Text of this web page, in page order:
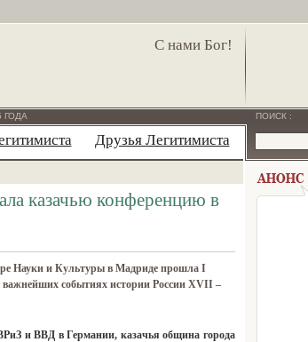
С нами Бог!
ГОДА
Друзья Легитимиста
казачью конференцию в
Науки и Культуры в Мадриде прошла I
событиях истории России XVII –
и ВВД в Германии, казачья община города
ПОИСК :